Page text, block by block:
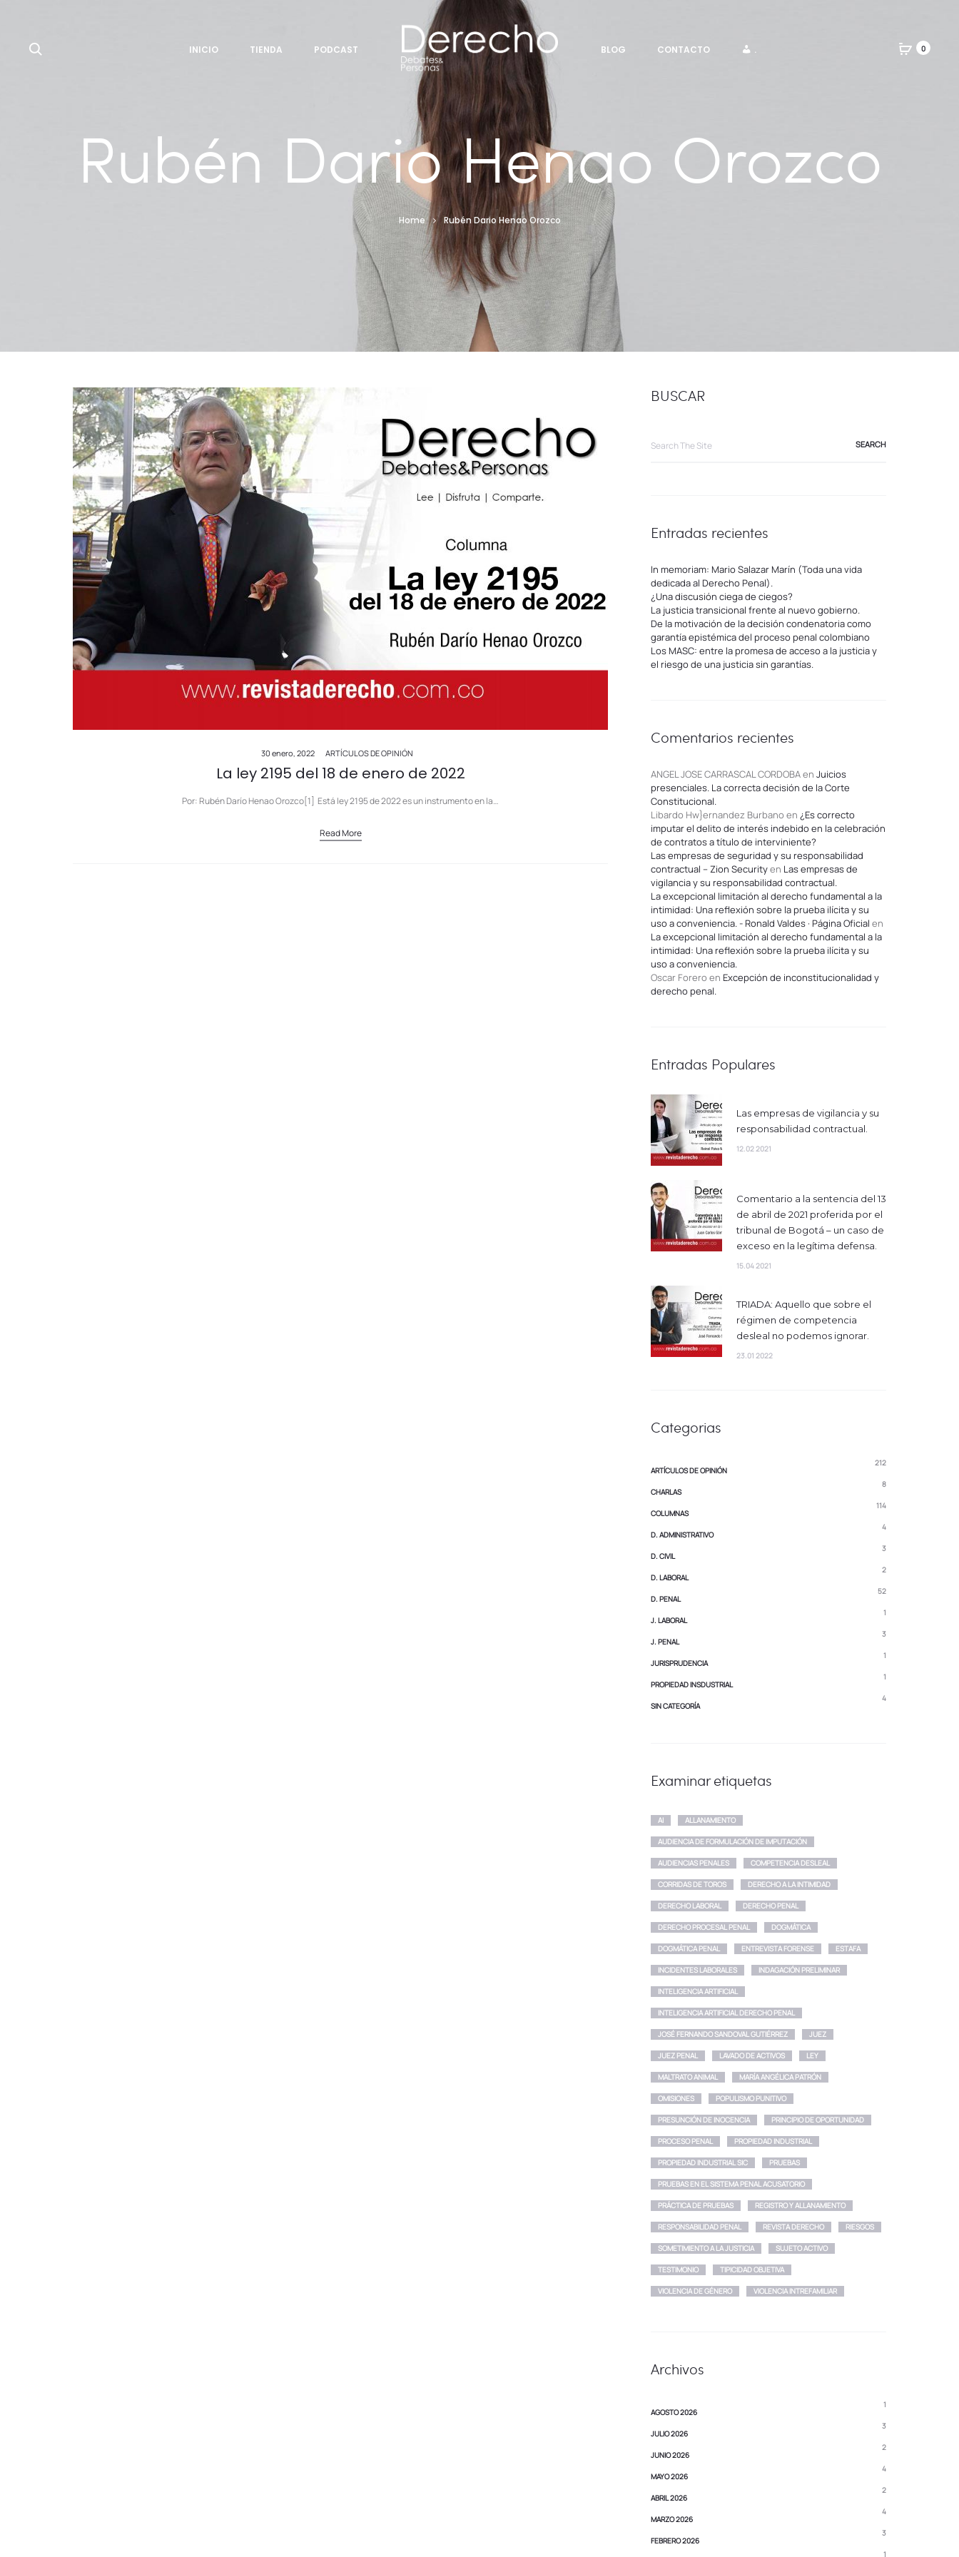
INICIO TIENDA PODCAST BLOG CONTACTO . 0
Rubén Dario Henao Orozco
Home Rubén Dario Henao Orozco
30 enero, 2022 ARTÍCULOS DE OPINIÓN
La ley 2195 del 18 de enero de 2022
Por: Rubén Darío Henao Orozco[1] Está ley 2195 de 2022 es un instrumento en la…
Read More
BUSCAR
Entradas recientes
In memoriam: Mario Salazar Marín (Toda una vida
dedicada al Derecho Penal).
¿Una discusión ciega de ciegos?
La justicia transicional frente al nuevo gobierno.
De la motivación de la decisión condenatoria como
garantía epistémica del proceso penal colombiano
Los MASC: entre la promesa de acceso a la justicia y
el riesgo de una justicia sin garantías.
Comentarios recientes
ANGEL JOSE CARRASCAL CORDOBAen Juicios
presenciales. La correcta decisión de la Corte
Constitucional.
Libardo Hw}ernandez Burbano en ¿Es correcto
imputar el delito de interés indebido en la celebración
de contratos a título de interviniente?
Las empresas de seguridad y su responsabilidad
contractual – Zion Securityen Las empresas de
vigilancia y su responsabilidad contractual.
La excepcional limitación al derecho fundamental a la
intimidad: Una reflexión sobre la prueba ilícita y su
uso a conveniencia. - Ronald Valdes · Página Oficial en
La excepcional limitación al derecho fundamental a la
intimidad: Una reflexión sobre la prueba ilícita y su
uso a conveniencia.
Oscar Forero en Excepción de inconstitucionalidad y
derecho penal.
Entradas Populares
Las empresas de vigilancia y su
responsabilidad contractual.
12.02 2021
Comentario a la sentencia del 13
de abril de 2021 proferida por el
tribunal de Bogotá – un caso de
exceso en la legítima defensa.
15.04 2021
TRIADA: Aquello que sobre el
régimen de competencia
desleal no podemos ignorar.
23.01 2022
Categorias
ARTÍCULOS DE OPINIÓN
212
CHARLAS
8
COLUMNAS
114
D. ADMINISTRATIVO
4
D. CIVIL
3
D. LABORAL
2
D. PENAL
52
J. LABORAL
1
J. PENAL
3
JURISPRUDENCIA
1
PROPIEDAD INSDUSTRIAL
1
SIN CATEGORÍA
4
Examinar etiquetas
AI ALLANAMIENTO
AUDIENCIA DE FORMULACIÓN DE IMPUTACIÓN
AUDIENCIAS PENALES COMPETENCIA DESLEAL
CORRIDAS DE TOROS DERECHO A LA INTIMIDAD
DERECHO LABORAL DERECHO PENAL
DERECHO PROCESAL PENAL DOGMÁTICA
DOGMÁTICA PENAL ENTREVISTA FORENSE ESTAFA
INCIDENTES LABORALES INDAGACIÓN PRELIMINAR
INTELIGENCIA ARTIFICIAL
INTELIGENCIA ARTIFICIAL DERECHO PENAL
JOSÉ FERNANDO SANDOVAL GUTIÉRREZ JUEZ
JUEZ PENAL LAVADO DE ACTIVOS LEY
MALTRATO ANIMAL MARÍA ANGÉLICA PATRÓN
OMISIONES POPULISMO PUNITIVO
PRESUNCIÓN DE INOCENCIA PRINCIPIO DE OPORTUNIDAD
PROCESO PENAL PROPIEDAD INDUSTRIAL
PROPIEDAD INDUSTRIAL SIC PRUEBAS
PRUEBAS EN EL SISTEMA PENAL ACUSATORIO
PRÁCTICA DE PRUEBAS REGISTRO Y ALLANAMIENTO
RESPONSABILIDAD PENAL REVISTA DERECHO RIESGOS
SOMETIMIENTO A LA JUSTICIA SUJETO ACTIVO
TESTIMONIO TIPICIDAD OBJETIVA
VIOLENCIA DE GÉNERO VIOLENCIA INTREFAMILIAR
Archivos
AGOSTO 2026
1
JULIO 2026
3
JUNIO 2026
2
MAYO 2026
4
ABRIL 2026
2
MARZO 2026
4
FEBRERO 2026
3
1